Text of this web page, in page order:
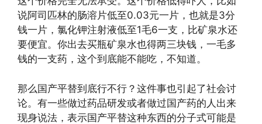
说阿司匹林的肠溶片低至0.03元一片，也就是3分
钱一片，氯化钾注射液低至1毛6一支，比矿泉水还
要便宜。你出去买瓶矿泉水也得两三块钱，一毛多
钱的一支药，这个到底能不能吃，不知道。
那么国产平替到底行不行？这件事也引起了社会讨
论。有一些做过药品研发或者做过国产药的人出来
现身说法，表示国产平替这种东西的分子式可能是